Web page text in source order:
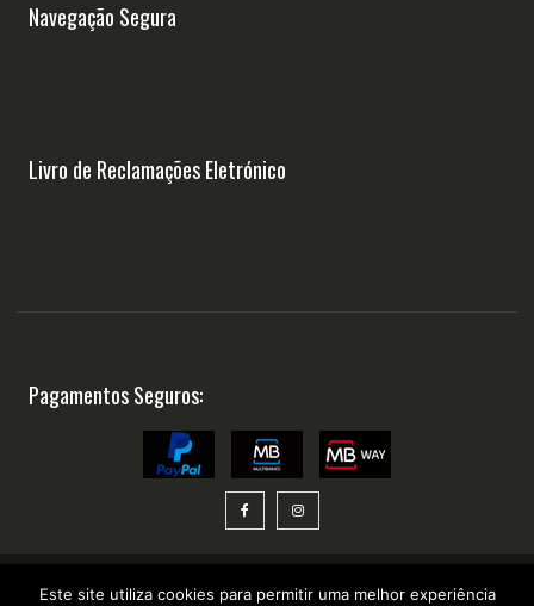
Navegação Segura
Livro de Reclamações Eletrónico
Pagamentos Seguros:
Este site utiliza cookies para permitir uma melhor experiência